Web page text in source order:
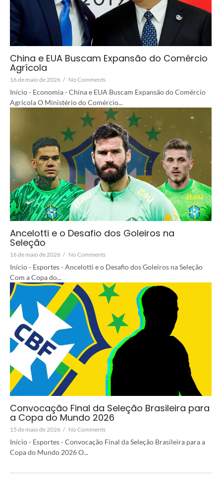
China e EUA Buscam Expansão do Comércio
Agrícola
16 de maio de 2026 / No Comments
Início - Economia - China e EUA Buscam Expansão do Comércio
Agrícola O Ministério do Comércio...
Ancelotti e o Desafio dos Goleiros na
Seleção
16 de maio de 2026 / No Comments
Início - Esportes - Ancelotti e o Desafio dos Goleiros na Seleção
Com a Copa do...
Convocação Final da Seleção Brasileira para
a Copa do Mundo 2026
15 de maio de 2026 / No Comments
Início - Esportes - Convocação Final da Seleção Brasileira para a
Copa do Mundo 2026 O...